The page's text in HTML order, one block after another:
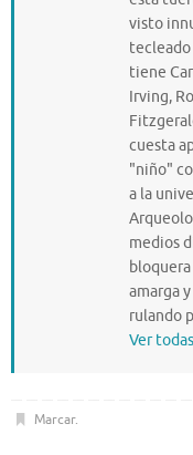
visto
tecleado
tiene
Irving,
cuesta
"niño"
a la
medios
amarga
rulando
Ver
Marcar.